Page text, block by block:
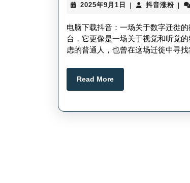
2025年9月1日
2025
9
月
1
日
抖音涨粉抖
涨
粉
电脑下载抖音：一场关于数字迁徙
台，它更像是一场关于视觉和听觉
虑的普通人，也曾在这场迁徙中寻
Read MoreRead
More